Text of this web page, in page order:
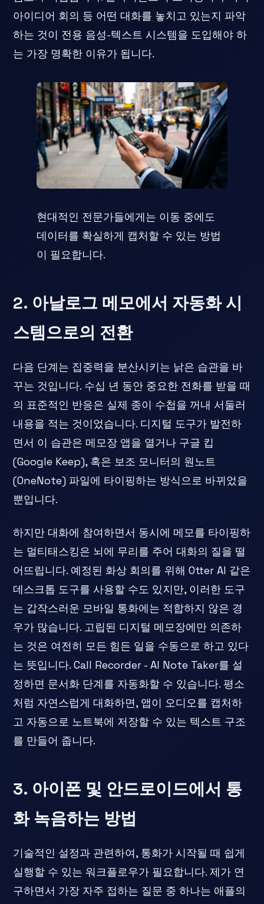
아이디어 회의 등 어떤 대화를 놓치고 있는지 파악
하는 것이 전용 음성-텍스트 시스템을 도입해야 하
는 가장 명확한 이유가 됩니다.
현대적인 전문가들에게는 이동 중에도
데이터를 확실하게 캡처할 수 있는 방법
이 필요합니다.
2. 아날로그 메모에서 자동화 시
스템으로의 전환
다음 단계는 집중력을 분산시키는 낡은 습관을 바
꾸는 것입니다. 수십 년 동안 중요한 전화를 받을 때
의 표준적인 반응은 실제 종이 수첩을 꺼내 서둘러
내용을 적는 것이었습니다. 디지털 도구가 발전하
면서 이 습관은 메모장 앱을 열거나 구글 킵
(Google Keep), 혹은 보조 모니터의 원노트
(OneNote) 파일에 타이핑하는 방식으로 바뀌었을
뿐입니다.
하지만 대화에 참여하면서 동시에 메모를 타이핑하
는 멀티태스킹은 뇌에 무리를 주어 대화의 질을 떨
어뜨립니다. 예정된 화상 회의를 위해 Otter AI 같은
데스크톱 도구를 사용할 수도 있지만, 이러한 도구
는 갑작스러운 모바일 통화에는 적합하지 않은 경
우가 많습니다. 고립된 디지털 메모장에만 의존하
는 것은 여전히 모든 힘든 일을 수동으로 하고 있다
는 뜻입니다. Call Recorder - AI Note Taker를 설
정하면 문서화 단계를 자동화할 수 있습니다. 평소
처럼 자연스럽게 대화하면, 앱이 오디오를 캡처하
고 자동으로 노트북에 저장할 수 있는 텍스트 구조
를 만들어 줍니다.
3. 아이폰 및 안드로이드에서 통
화 녹음하는 방법
기술적인 설정과 관련하여, 통화가 시작될 때 쉽게
실행할 수 있는 워크플로우가 필요합니다. 제가 연
구하면서 가장 자주 접하는 질문 중 하나는 애플의